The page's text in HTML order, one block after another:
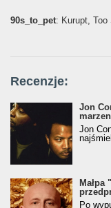
90s_to_pet: Kurupt, Too
Recenzje:
Jon
Jon
Po